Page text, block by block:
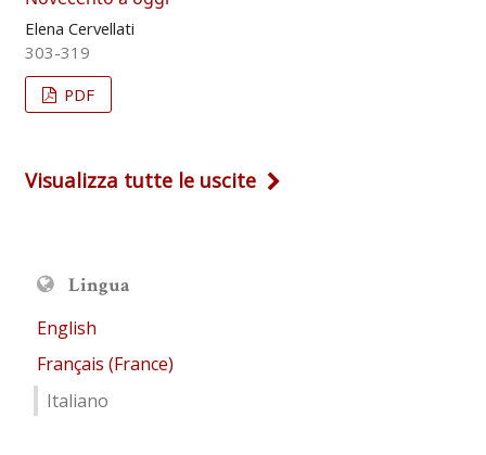
Elena Cervellati
303-319
PDF
Visualizza tutte le uscite
Lingua
English
Français (France)
Italiano